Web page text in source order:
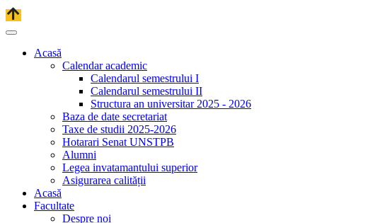
Acasă
Calendar academic
Calendarul semestrului I
Calendarul semestrului II
Structura an universitar 2025 - 2026
Baza de date secretariat
Taxe de studii 2025-2026
Hotarari Senat UNSTPB
Alumni
Legea invatamantului superior
Asigurarea calității
Acasă
Facultate
Despre noi